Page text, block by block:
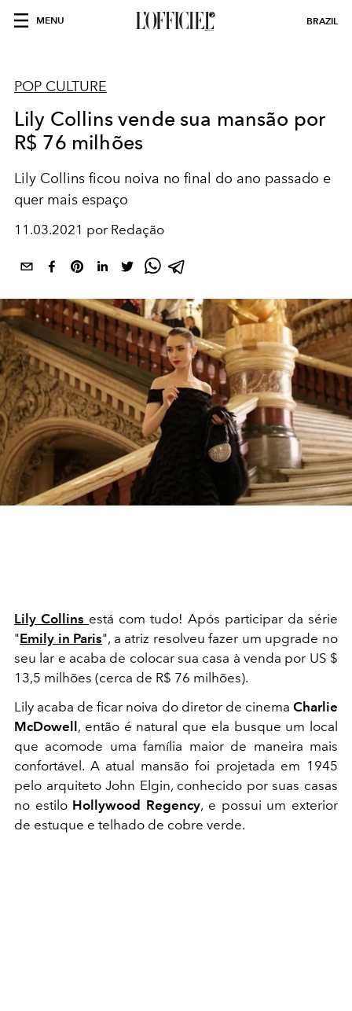
MENU BRAZIL
POP CULTURE
Lily Collins vende sua mansão por
R$ 76 milhões
Lily Collins ficou noiva no final do ano passado e
quer mais espaço
11.03.2021 por Redação
Lily Collins está com tudo! Após participar da série
"Emily in Paris", a atriz resolveu fazer um upgrade no
seu lar e acaba de colocar sua casa à venda por US $
13,5 milhões (cerca de R$ 76 milhões).
Lily acaba de ficar noiva do diretor de cinema Charlie
McDowell , então é natural que ela busque um local
que acomode uma família maior de maneira mais
confortável. A atual mansão foi projetada em 1945
pelo arquiteto John Elgin, conhecido por suas casas
no estilo Hollywood Regency, e possui um exterior
de estuque e telhado de cobre verde.